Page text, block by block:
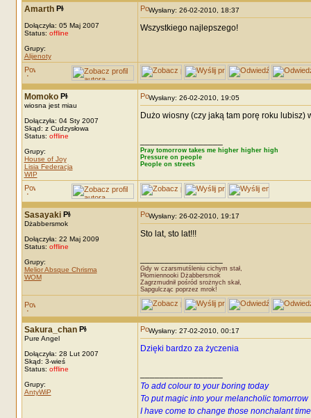
Amarth
Dołączyła: 05 Maj 2007
Status: offline
Grupy:
Alijenoty
Wysłany: 26-02-2010, 18:37
Wszystkiego najlepszego!
Momoko
wiosna jest miau
Dołączyła: 04 Sty 2007
Skąd: z Cudzysłowa
Status: offline
Grupy:
House of Joy
Lisia Federacja
WIP
Wysłany: 26-02-2010, 19:05
Dużo wiosny (czy jaką tam porę roku lubisz)
Pray tomorrow takes me higher higher high
Pressure on people
People on streets
Sasayaki
Dżabbersmok
Dołączyła: 22 Maj 2009
Status: offline
Grupy:
Melior Absque Chrisma
WOM
Wysłany: 26-02-2010, 19:17
Sto lat, sto lat!!!
Gdy w czarsmutśleniu cichym stał,
Płomiennooki Dżabbersmok
Zagrzmudnił pośród srożnych skał,
Sapgulcząc poprzez mrok!
Sakura_chan
Pure Angel
Dołączyła: 28 Lut 2007
Skąd: 3-wieś
Status: offline
Grupy:
AntyWiP
Wysłany: 27-02-2010, 00:17
Dzięki bardzo za życzenia
To add colour to your boring today
To put magic into your melancholic tomorrow
I have come to change those nonchalant